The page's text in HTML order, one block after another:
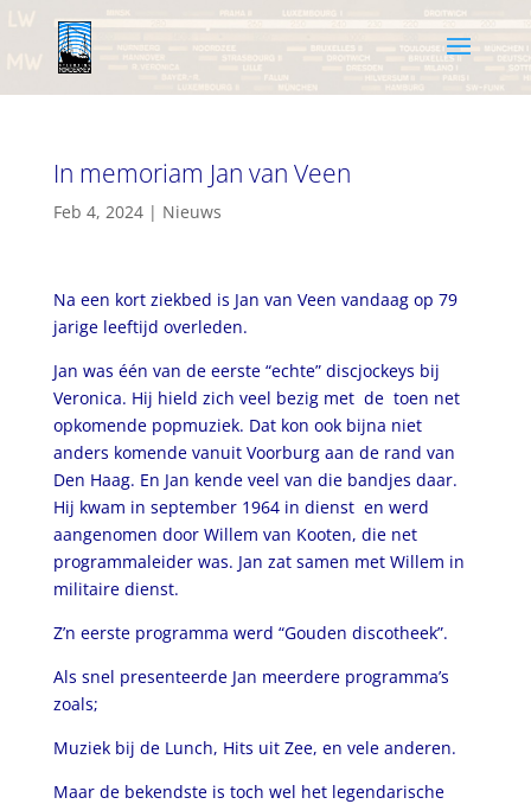
In memoriam Jan van Veen
Feb 4, 2024| Nieuws
Na een kort ziekbed is Jan van Veen vandaag op 79
jarige leeftijd overleden.
Jan was één van de eerste “echte” discjockeys bij
Veronica. Hij hield zich veel bezig met de toen net
opkomende popmuziek. Dat kon ook bijna niet
anders komende vanuit Voorburg aan de rand van
Den Haag. En Jan kende veel van die bandjes daar.
Hij kwam in september 1964 in dienst en werd
aangenomen door Willem van Kooten, die net
programmaleider was. Jan zat samen met Willem in
militaire dienst.
Z’n eerste programma werd “Gouden discotheek”.
Als snel presenteerde Jan meerdere programma’s
zoals;
Muziek bij de Lunch, Hits uit Zee, en vele anderen.
Maar de bekendste is toch wel het legendarische